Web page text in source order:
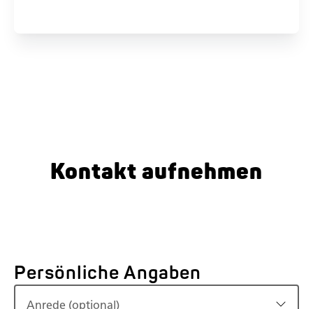
Kontakt aufnehmen
Persönliche Angaben
Anrede (optional)